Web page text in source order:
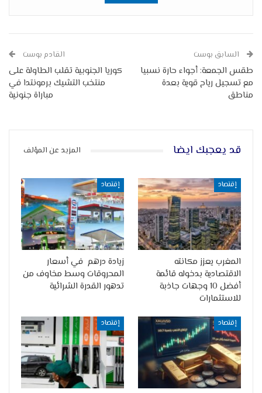
السابق بوست
طقس الجمعة: أجواء حارة نسبيا
مع تسجيل رياح قوية بعدة
مناطق
القادم بوست
كوريا الجنوبية تقلب الطاولة على
منتخب التشيك برمونتدا في
مباراة جنونية
قد يعجبك ايضا المزيد عن المؤلف
إقتصاد
المغرب يعزز مكانته
الاقتصادية بدخوله قائمة
أفضل 10 وجهات جاذبة
للاستثمارات
إقتصاد
زيادة درهم في أسعار
المحروقات وسط مخاوف من
تدهور القدرة الشرائية
إقتصاد إقتصاد